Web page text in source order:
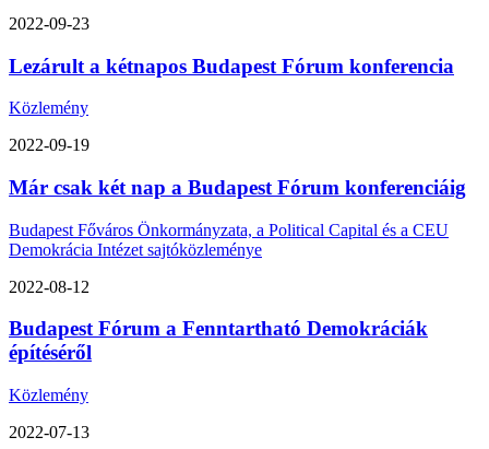
2022-09-23
Lezárult a kétnapos Budapest Fórum konferencia
Közlemény
2022-09-19
Már csak két nap a Budapest Fórum konferenciáig
Budapest Főváros Önkormányzata, a Political Capital és a CEU
Demokrácia Intézet sajtóközleménye
2022-08-12
Budapest Fórum a Fenntartható Demokráciák
építéséről
Közlemény
2022-07-13